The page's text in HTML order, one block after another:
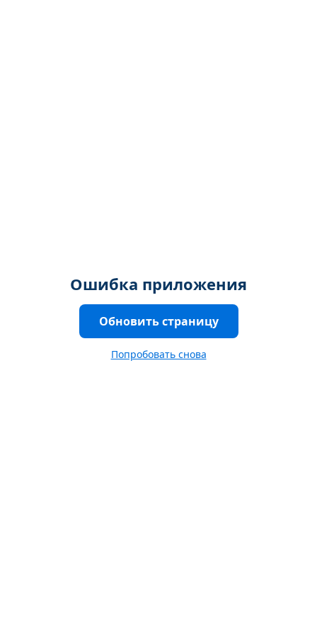
Ошибка приложения
Обновить страницу
Попробовать снова